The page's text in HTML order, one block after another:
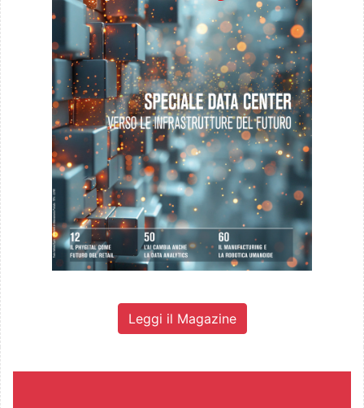
Leggi il Magazine